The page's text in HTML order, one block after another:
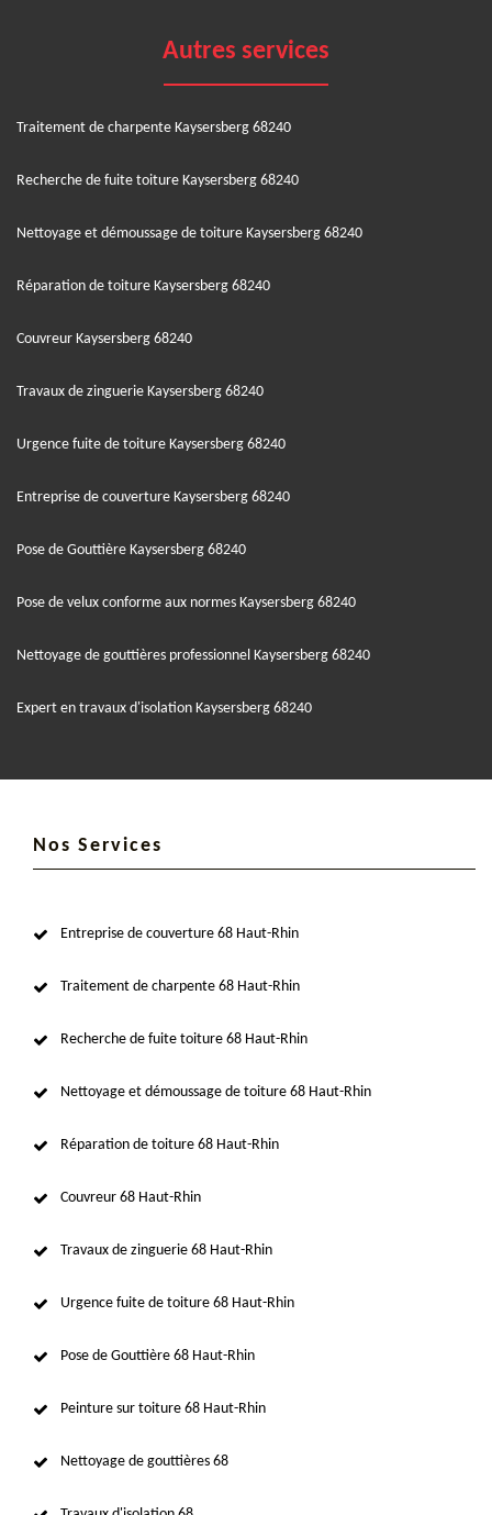
Autres services
Traitement de charpente Kaysersberg 68240
Recherche de fuite toiture Kaysersberg 68240
Nettoyage et démoussage de toiture Kaysersberg 68240
Réparation de toiture Kaysersberg 68240
Couvreur Kaysersberg 68240
Travaux de zinguerie Kaysersberg 68240
Urgence fuite de toiture Kaysersberg 68240
Entreprise de couverture Kaysersberg 68240
Pose de Gouttière Kaysersberg 68240
Pose de velux conforme aux normes Kaysersberg 68240
Nettoyage de gouttières professionnel Kaysersberg 68240
Expert en travaux d'isolation Kaysersberg 68240
Nos Services
Entreprise de couverture 68 Haut-Rhin
Traitement de charpente 68 Haut-Rhin
Recherche de fuite toiture 68 Haut-Rhin
Nettoyage et démoussage de toiture 68 Haut-Rhin
Réparation de toiture 68 Haut-Rhin
Couvreur 68 Haut-Rhin
Travaux de zinguerie 68 Haut-Rhin
Urgence fuite de toiture 68 Haut-Rhin
Pose de Gouttière 68 Haut-Rhin
Peinture sur toiture 68 Haut-Rhin
Nettoyage de gouttières 68